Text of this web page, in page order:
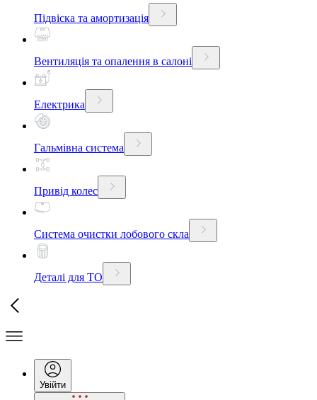
Підвіска та амортизація
Вентиляція та опалення в салоні
Електрика
Гальмівна система
Привід колес
Система очистки лобового скла
Деталі для ТО
Увійти